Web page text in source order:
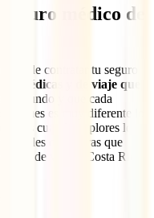
médico de
de contratar tu seguro
médicas y de viaje que
un mundo y que cada
pues es muy diferente lo
cuando explores los
coberturas que
de viaje a Costa Rica,